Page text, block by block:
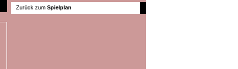
Zurück zum Spielplan